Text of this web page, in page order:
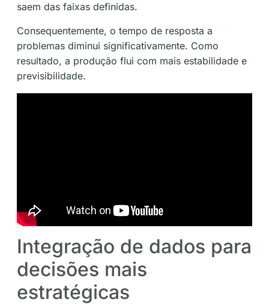
saem das faixas definidas.
Consequentemente, o tempo de resposta a
problemas diminui significativamente. Como
resultado, a produção flui com mais estabilidade e
previsibilidade.
Integração de dados para
decisões mais
estratégicas